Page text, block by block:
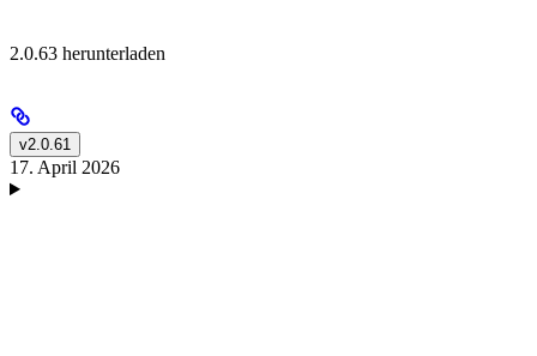
2.0.63 herunterladen
v2.0.61
17. April 2026